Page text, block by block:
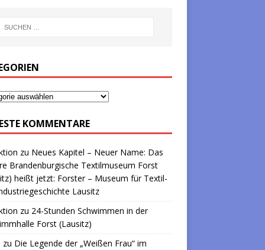
KOMMENTARE
zu Neues Kapitel – Neuer Name: Das
Brandenburgische Textilmuseum Forst
heißt jetzt: Forster – Museum für Textil-
Lausitz
zu 24-Stunden Schwimmen in der
Forst (Lausitz)
zu Die Legende der „Weißen Frau“ im